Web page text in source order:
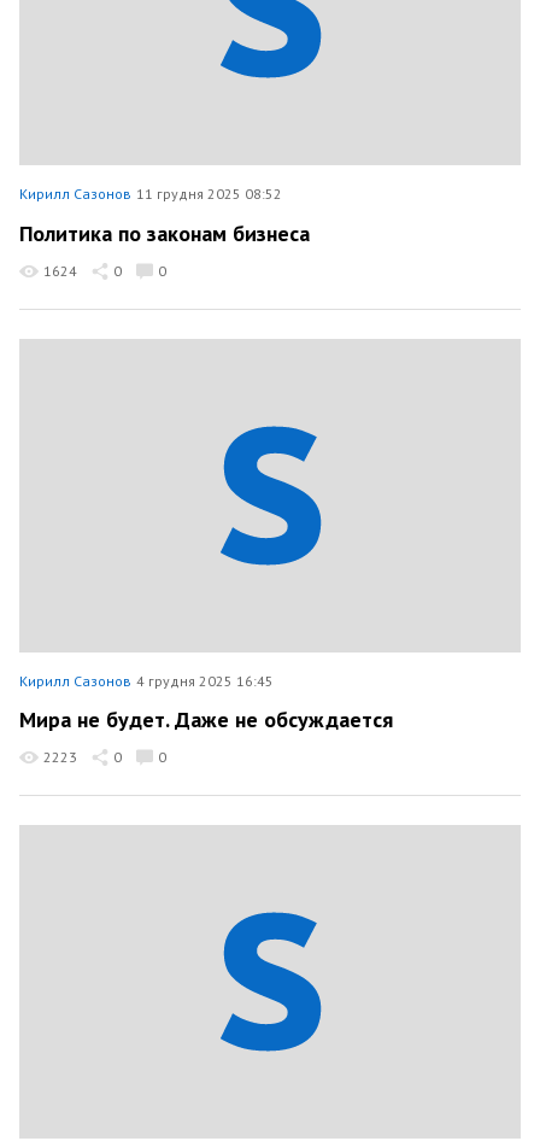
Кирилл Сазонов 11 грудня 2025 08:52
Политика по законам бизнеса
1624 0 0
Кирилл Сазонов 4 грудня 2025 16:45
Мира не будет. Даже не обсуждается
2223 0 0